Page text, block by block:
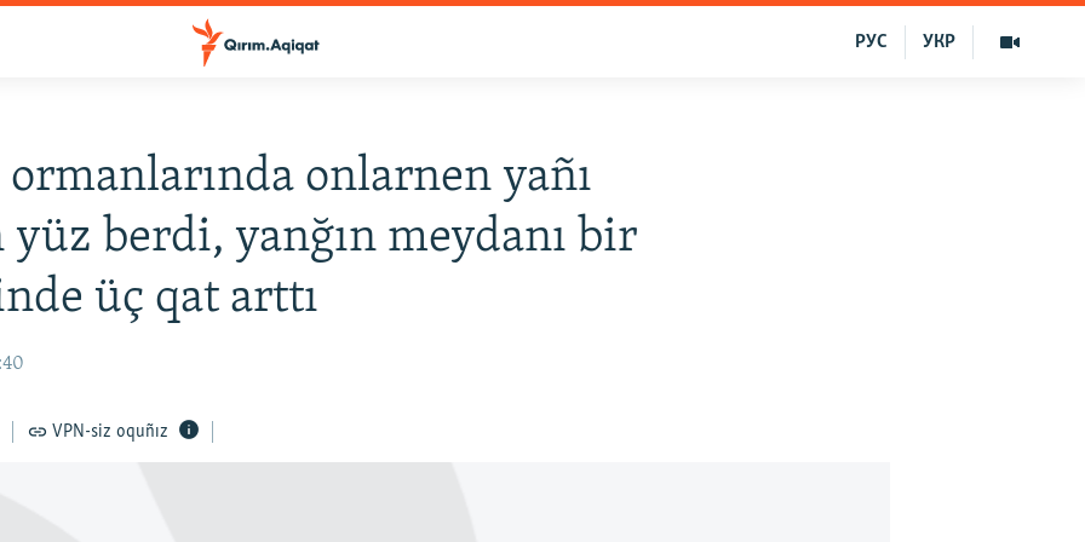
УКР
РУС
ormanlarında onlarnen yañı
yüz berdi, yanğın meydanı bir
üç qat arttı
VPN-siz oquñız